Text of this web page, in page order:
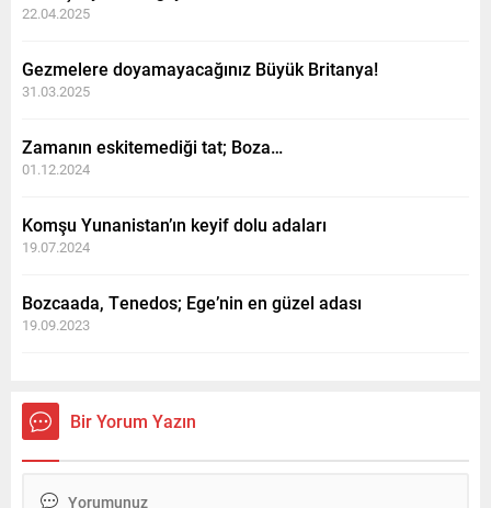
22.04.2025
Gezmelere doyamayacağınız Büyük Britanya!
31.03.2025
Zamanın eskitemediği tat; Boza…
01.12.2024
Komşu Yunanistan’ın keyif dolu adaları
19.07.2024
Bozcaada, Tenedos; Ege’nin en güzel adası
19.09.2023
Bir Yorum Yazın